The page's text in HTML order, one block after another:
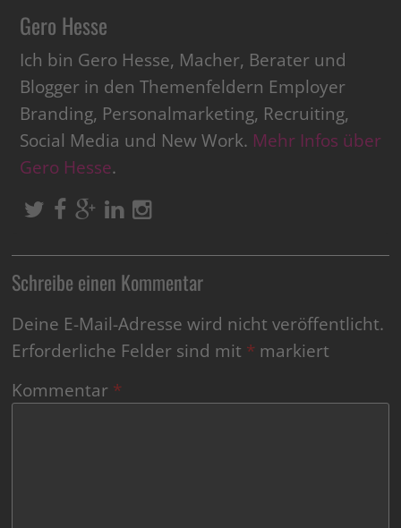
Gero Hesse
Ich bin Gero Hesse, Macher, Berater und
Blogger in den Themenfeldern Employer
Branding, Personalmarketing, Recruiting,
Social Media und New Work. Mehr Infos über
Gero Hesse.
Schreibe einen Kommentar
Deine E-Mail-Adresse wird nicht veröffentlicht.
Erforderliche Felder sind mit * markiert
Kommentar *